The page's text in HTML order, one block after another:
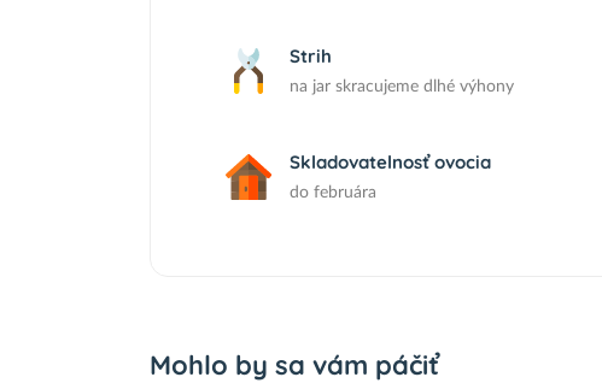
Strih
na jar skracujeme dlhé výhony
Skladovatelnosť ovocia
do februára
Mohlo by sa vám páčiť